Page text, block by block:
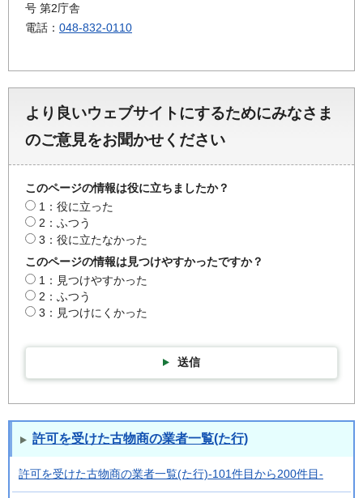
号 第2庁舎
電話： 048-832-0110
より良いウェブサイトにするためにみなさま
のご意見をお聞かせください
このページの情報は役に立ちましたか？
1：役に立った
2：ふつう
3：役に立たなかった
このページの情報は見つけやすかったですか？
1：見つけやすかった
2：ふつう
3：見つけにくかった
送信
許可を受けた古物商の業者一覧(た行)
許可を受けた古物商の業者一覧(た行)-101件目から200件目-